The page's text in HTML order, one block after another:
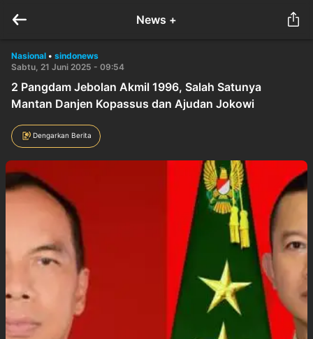
News +
Nasional • sindonews
Sabtu, 21 Juni 2025 - 09:54
2 Pangdam Jebolan Akmil 1996, Salah Satunya
Mantan Danjen Kopassus dan Ajudan Jokowi
Dengarkan Berita